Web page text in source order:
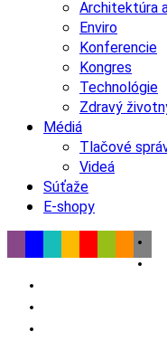
Architektúra
Enviro
Konferencie
Kongres
Technológie
Zdravý
Médiá
Tlačové
Videá
Súťaže
E-shopy